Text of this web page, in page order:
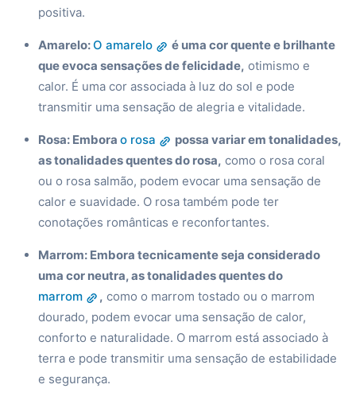
positiva.
Amarelo:O amarelo
é uma cor quente e brilhante
que evoca sensações de felicidade, otimismo e
calor. É uma cor associada à luz do sol e pode
transmitir uma sensação de alegria e vitalidade.
Rosa: Embora o rosa
possa variar em tonalidades,
as tonalidades quentes do rosa, como o rosa coral
ou o rosa salmão, podem evocar uma sensação de
calor e suavidade. O rosa também pode ter
conotações românticas e reconfortantes.
Marrom: Embora tecnicamente seja considerado
uma cor neutra, as tonalidades quentes do
marrom
, como o marrom tostado ou o marrom
dourado, podem evocar uma sensação de calor,
conforto e naturalidade. O marrom está associado à
terra e pode transmitir uma sensação de estabilidade
e segurança.